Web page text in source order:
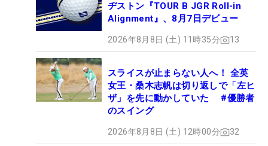
ヂストン『TOUR B JGR Roll-in
Alignment』、8月7日デビュー
2026年8月8日 (土) 11時35分 13
スライスが止まらない人へ！ 全英
女王・桑木志帆は切り返しで「左ヒ
ザ」を先に動かしていた #優勝者
のスイング
2026年8月8日 (土) 12時00分 32